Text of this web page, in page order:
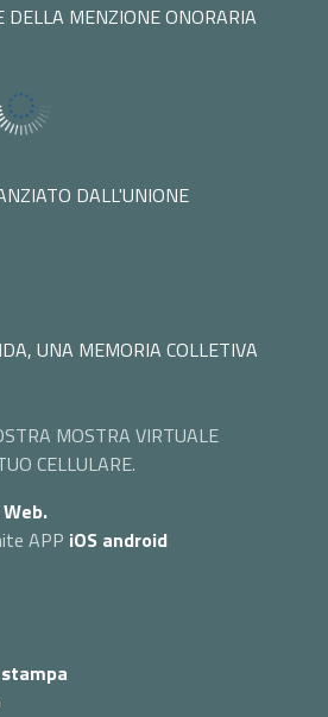
DELLA MENZIONE ONORARIA
DALL'UNIONE
UNA MEMORIA COLLETIVA
MOSTRA VIRTUALE
CELLULARE.
Web.
APP iOS android